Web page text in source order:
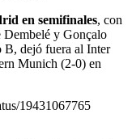
en semifinales, con
Dembelé y Gonçalo
B, dejó fuera al Inter
Munich (2-0) en
19431067765